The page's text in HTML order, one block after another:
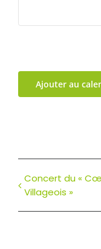
Ajouter au
Concert du «
Villageois »